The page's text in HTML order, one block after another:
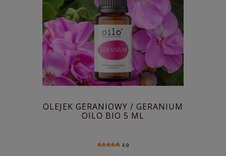
OLEJEK GERANIOWY / GERANIUM
OILO BIO 5 ML
4.9